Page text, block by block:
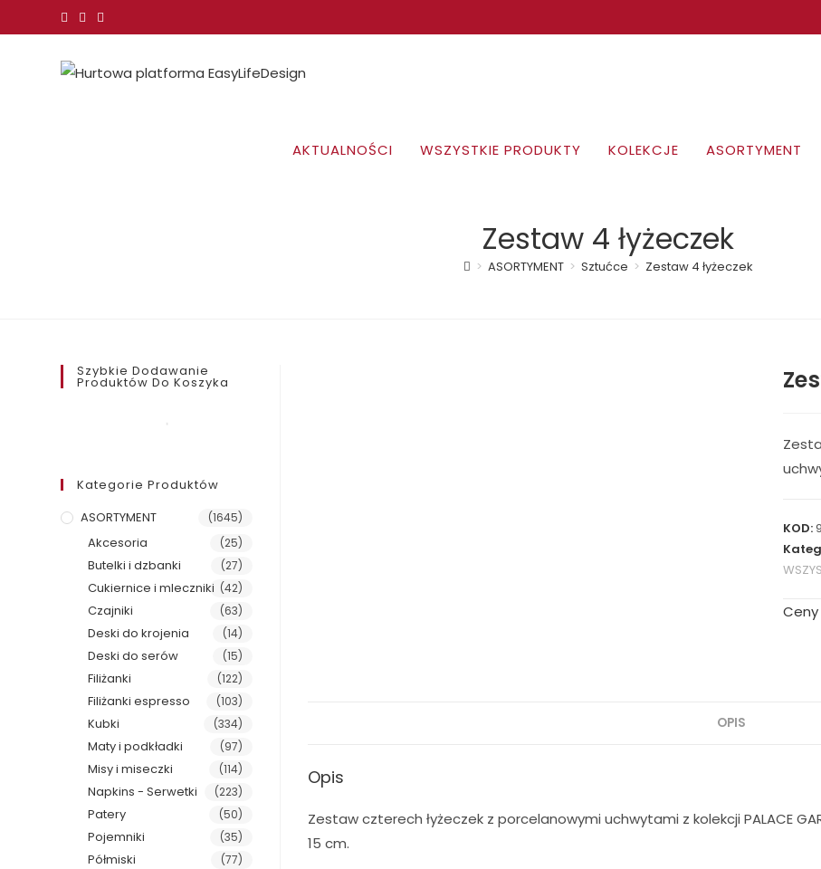
treści
AKTUALNOŚCI WSZYSTKIE PRODUKTY KOLEKCJE ASORTYMENT
Zestaw 4 łyżeczek
> ASORTYMENT > Sztućce > Zestaw 4 łyżeczek
KOD:
OPIS
Opis
Zestaw czterech łyżeczek z porcelanowymi uchwytami z kolekcji PALACE
15 cm.
Szybkie Dodawanie
Produktów Do Koszyka
Kategorie Produktów
ASORTYMENT
(1645)
Akcesoria (25)
Butelki i dzbanki (27)
Cukiernice i mleczniki (42)
Czajniki (63)
Deski do krojenia (14)
Deski do serów (15)
Filiżanki (122)
Filiżanki espresso (103)
Kubki (334)
Maty i podkładki (97)
Misy i miseczki (114)
Napkins - Serwetki (223)
Patery (50)
Pojemniki (35)
Półmiski (77)